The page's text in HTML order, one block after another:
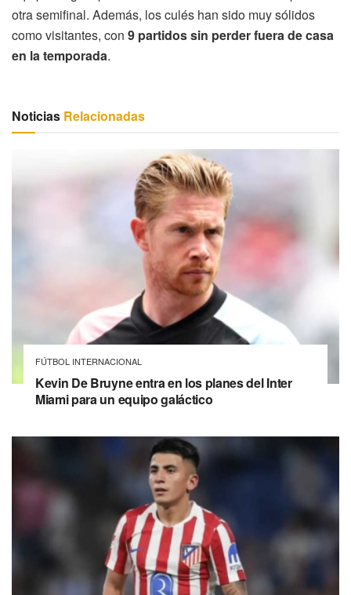
otra semifinal. Además, los culés han sido muy sólidos
como visitantes, con 9 partidos sin perder fuera de casa
en la temporada.
Noticias Relacionadas
FÚTBOL INTERNACIONAL
Kevin De Bruyne entra en los planes del Inter
Miami para un equipo galáctico